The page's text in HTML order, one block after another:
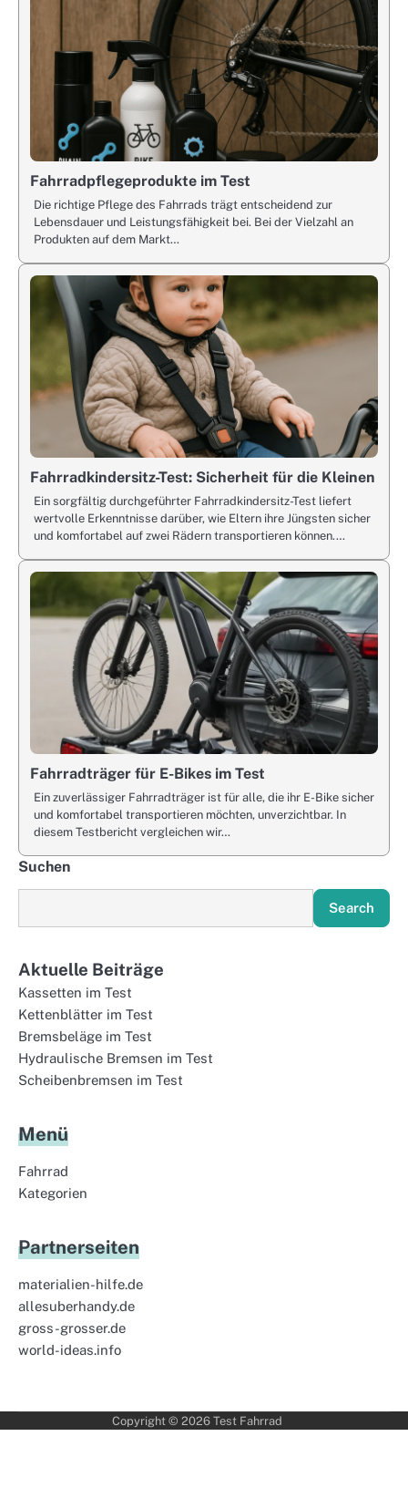
Fahrradpflegeprodukte im Test
Die richtige Pflege des Fahrrads trägt entscheidend zur
Lebensdauer und Leistungsfähigkeit bei. Bei der Vielzahl an
Produkten auf dem Markt…
Fahrradkindersitz-Test: Sicherheit für die Kleinen
Ein sorgfältig durchgeführter Fahrradkindersitz-Test liefert
wertvolle Erkenntnisse darüber, wie Eltern ihre Jüngsten sicher
und komfortabel auf zwei Rädern transportieren können.…
Fahrradträger für E-Bikes im Test
Ein zuverlässiger Fahrradträger ist für alle, die ihr E-Bike sicher
und komfortabel transportieren möchten, unverzichtbar. In
diesem Testbericht vergleichen wir…
Suchen
Search
Aktuelle Beiträge
Kassetten im Test
Kettenblätter im Test
Bremsbeläge im Test
Hydraulische Bremsen im Test
Scheibenbremsen im Test
Menü
Fahrrad
Kategorien
Partnerseiten
materialien-hilfe.de
allesuberhandy.de
gross-grosser.de
world-ideas.info
Copyright © 2026 Test Fahrrad